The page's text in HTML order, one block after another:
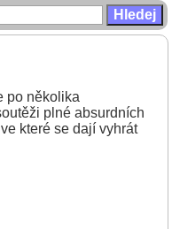
po několika
plné absurdních
které se dají vyhrát